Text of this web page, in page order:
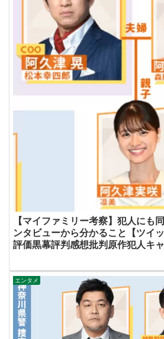
【マイファミリー考察】犯人にも
ンタビューから分かること【ツイ
評価黒幕評判感想批判原作犯人キ
エンタメ